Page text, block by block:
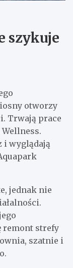
szykuje
otworzy
Trwają prace
i wyglądają
jednak nie
remont strefy
szatnie i